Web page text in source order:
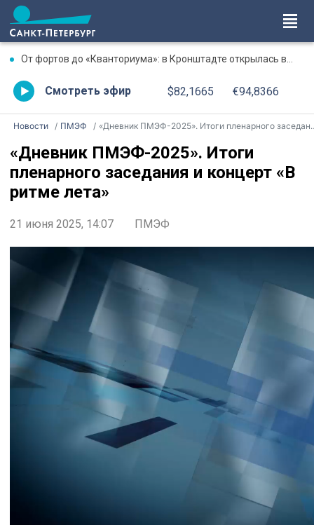
От фортов до «Кванториума»: в Кронштадте открылась выставка достижений района
Смотреть эфир $82,1665 €94,8366
Новости ПМЭФ «Дневник ПМЭФ-2025». Итоги пленарного заседания и концерт «В ритме лета»
«Дневник ПМЭФ-2025». Итоги
пленарного заседания и концерт «В
ритме лета»
21 июня 2025, 14:07 ПМЭФ